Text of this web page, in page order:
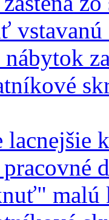
vstavanú
lacnejšie
malú